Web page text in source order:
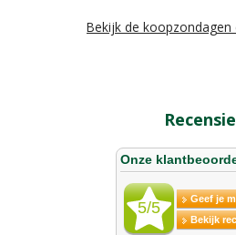
Bekijk de koopzondagen